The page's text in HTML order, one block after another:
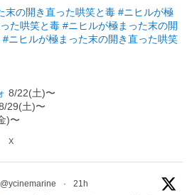
末の開き直った哄笑と毒 #ニヒルが極
た哄笑と毒 #ニヒルが極まった末の開
#ニヒルが極まった末の開き直った哄笑
8/22(土)〜
29(土)〜
)〜
X
@ycinemarine · 21h